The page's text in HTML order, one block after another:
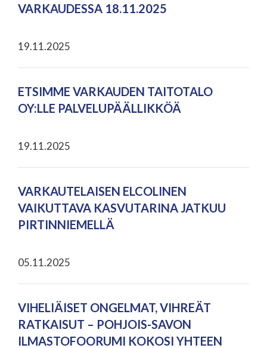
VARKAUDESSA 18.11.2025
19.11.2025
ETSIMME VARKAUDEN TAITOTALO
OY:LLE PALVELUPÄÄLLIKKÖÄ
19.11.2025
VARKAUTELAISEN ELCOLINEN
VAIKUTTAVA KASVUTARINA JATKUU
PIRTINNIEMELLÄ
05.11.2025
VIHELIÄISET ONGELMAT, VIHREÄT
RATKAISUT – POHJOIS-SAVON
ILMASTOFOORUMI KOKOSI YHTEEN